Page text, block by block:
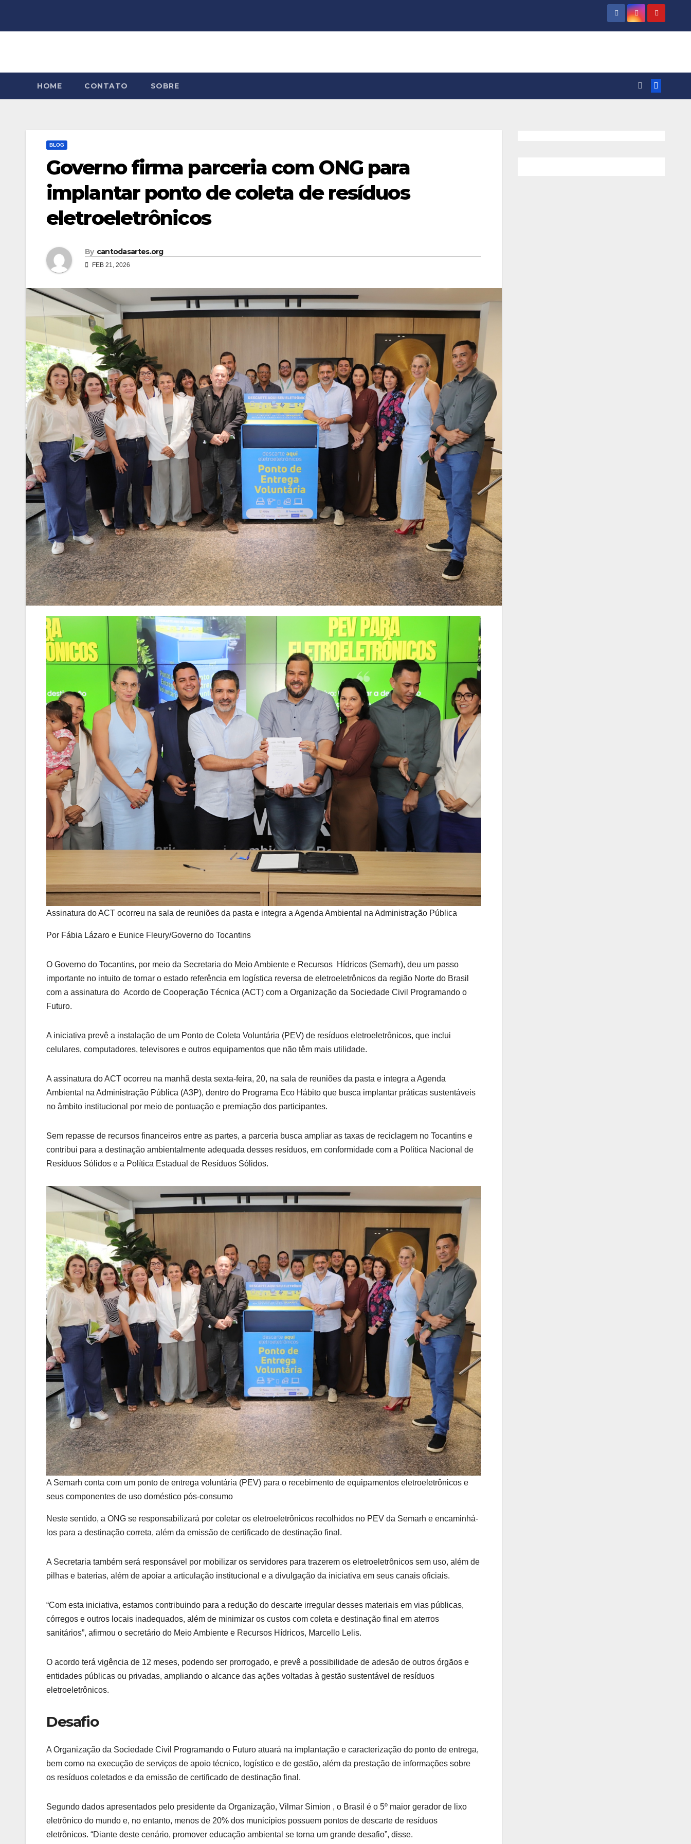
HOME CONTATO SOBRE
BLOG
Governo firma parceria com ONG para
implantar ponto de coleta de resíduos
eletroeletrônicos
By cantodasartes.org
FEB 21, 2026
Assinatura do ACT ocorreu na sala de reuniões da pasta e integra a Agenda Ambiental na Administração Pública
Por Fábia Lázaro e Eunice Fleury/Governo do Tocantins
O Governo do Tocantins, por meio da Secretaria do Meio Ambiente e Recursos Hídricos (Semarh), deu um passo
importante no intuito de tornar o estado referência em logística reversa de eletroeletrônicos da região Norte do Brasil
com a assinatura do Acordo de Cooperação Técnica (ACT) com a Organização da Sociedade Civil Programando o
Futuro.
A iniciativa prevê a instalação de um Ponto de Coleta Voluntária (PEV) de resíduos eletroeletrônicos, que inclui
celulares, computadores, televisores e outros equipamentos que não têm mais utilidade.
A assinatura do ACT ocorreu na manhã desta sexta-feira, 20, na sala de reuniões da pasta e integra a Agenda
Ambiental na Administração Pública (A3P), dentro do Programa Eco Hábito que busca implantar práticas sustentáveis
no âmbito institucional por meio de pontuação e premiação dos participantes.
Sem repasse de recursos financeiros entre as partes, a parceria busca ampliar as taxas de reciclagem no Tocantins e
contribui para a destinação ambientalmente adequada desses resíduos, em conformidade com a Política Nacional de
Resíduos Sólidos e a Política Estadual de Resíduos Sólidos.
A Semarh conta com um ponto de entrega voluntária (PEV) para o recebimento de equipamentos eletroeletrônicos e
seus componentes de uso doméstico pós-consumo
Neste sentido, a ONG se responsabilizará por coletar os eletroeletrônicos recolhidos no PEV da Semarh e encaminhá-
los para a destinação correta, além da emissão de certificado de destinação final.
A Secretaria também será responsável por mobilizar os servidores para trazerem os eletroeletrônicos sem uso, além de
pilhas e baterias, além de apoiar a articulação institucional e a divulgação da iniciativa em seus canais oficiais.
“Com esta iniciativa, estamos contribuindo para a redução do descarte irregular desses materiais em vias públicas,
córregos e outros locais inadequados, além de minimizar os custos com coleta e destinação final em aterros
sanitários”, afirmou o secretário do Meio Ambiente e Recursos Hídricos, Marcello Lelis.
O acordo terá vigência de 12 meses, podendo ser prorrogado, e prevê a possibilidade de adesão de outros órgãos e
entidades públicas ou privadas, ampliando o alcance das ações voltadas à gestão sustentável de resíduos
eletroeletrônicos.
Desafio
A Organização da Sociedade Civil Programando o Futuro atuará na implantação e caracterização do ponto de entrega,
bem como na execução de serviços de apoio técnico, logístico e de gestão, além da prestação de informações sobre
os resíduos coletados e da emissão de certificado de destinação final.
Segundo dados apresentados pelo presidente da Organização, Vilmar Simion , o Brasil é o 5º maior gerador de lixo
eletrônico do mundo e, no entanto, menos de 20% dos municípios possuem pontos de descarte de resíduos
eletrônicos. “Diante deste cenário, promover educação ambiental se torna um grande desafio”, disse.